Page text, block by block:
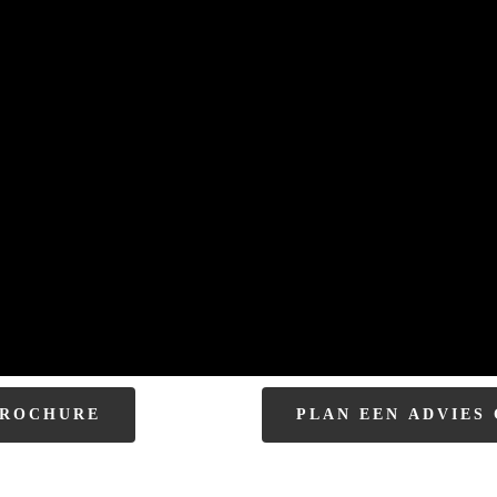
ROCHURE P L A N E E N A D V I E S